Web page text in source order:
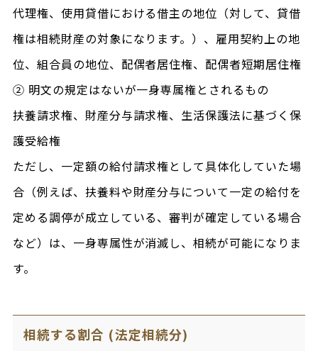
代理権、使用貸借における借主の地位（対して、貸借
権は相続財産の対象になります。）、雇用契約上の地
位、組合員の地位、配偶者居住権、配偶者短期居住権
② 明文の規定はないが一身専属権とされるもの
扶養請求権、財産分与請求権、生活保護法に基づく保
護受給権
ただし、一定額の給付請求権として具体化していた場
合（例えば、扶養料や財産分与について一定の給付を
定める調停が成立している、審判が確定している場合
など）は、一身専属性が消滅し、相続が可能になりま
す。
相続する割合 (法定相続分)